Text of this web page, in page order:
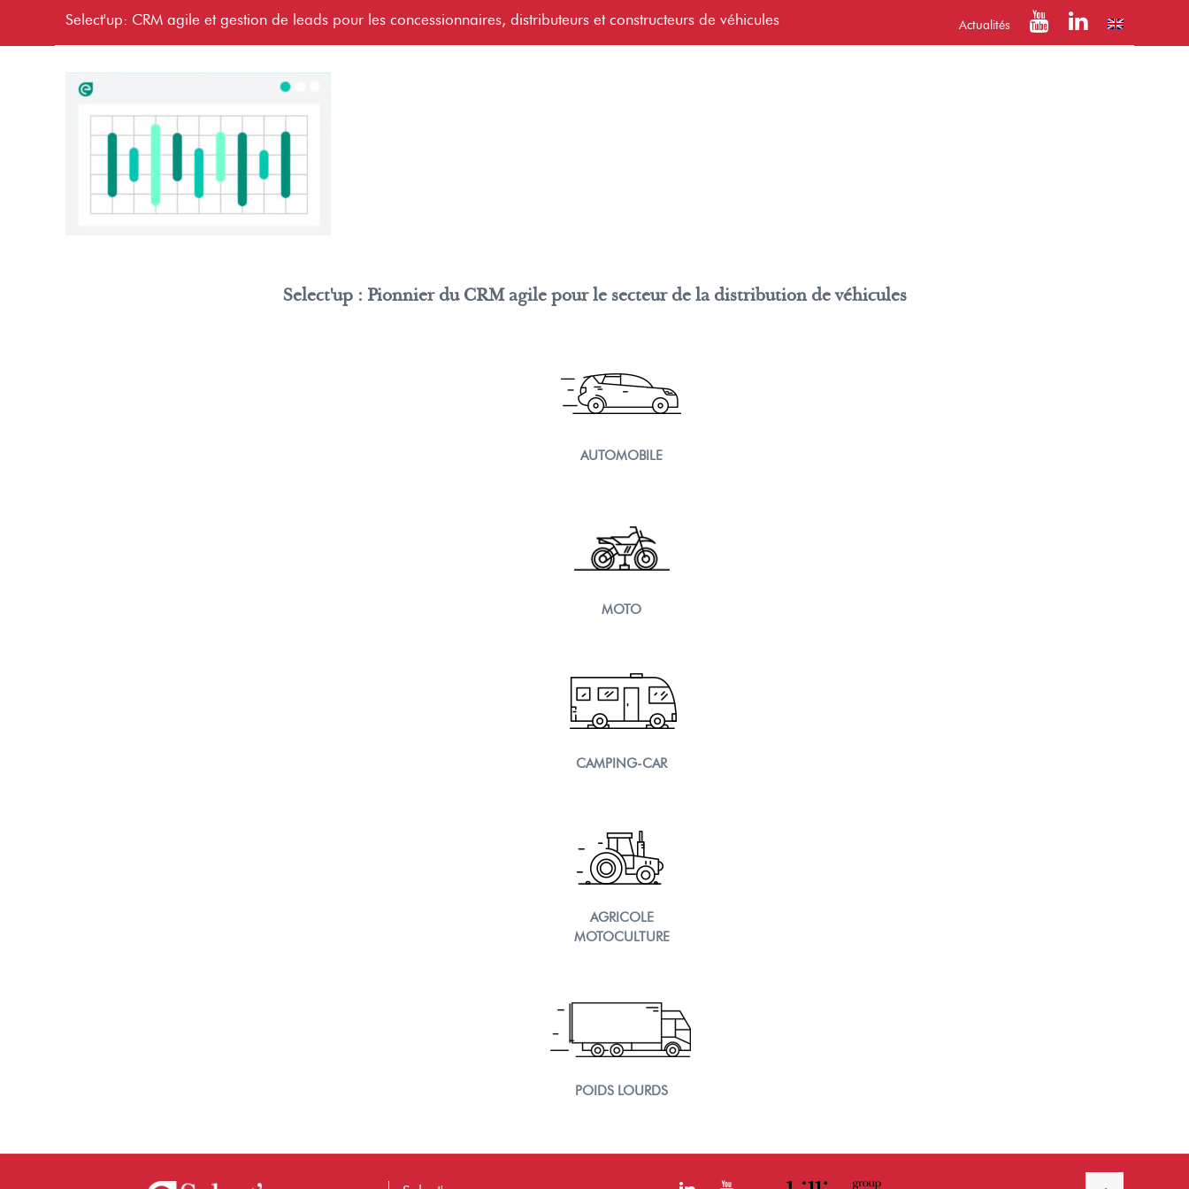
Select'up: CRM agile et gestion de leads pour les concessionnaires, distributeurs et constructeurs de véhicules Actualités
Select'up : Pionnier du CRM agile pour le secteur de la distribution de véhicules
AUTOMOBILE
MOTO
CAMPING-CAR
AGRICOLE
MOTOCULTURE
POIDS LOURDS